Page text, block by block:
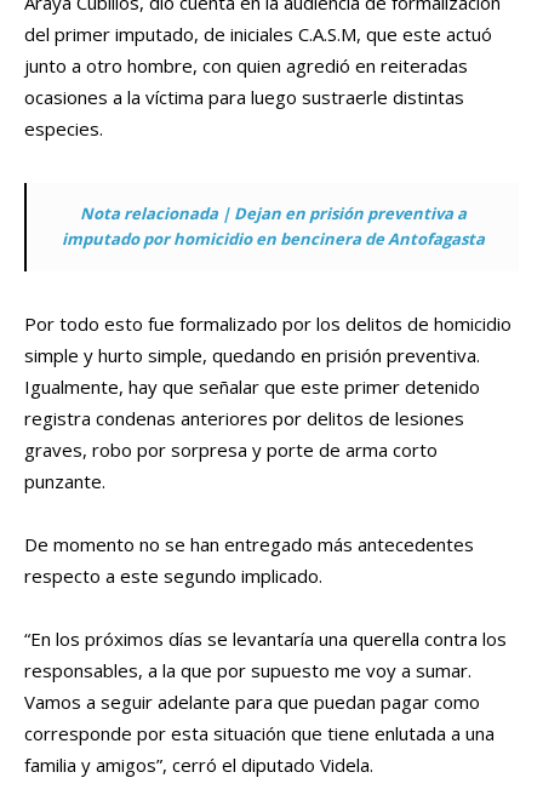
del primer imputado, de iniciales C.A.S.M, que este actuó
junto a otro hombre, con quien agredió en reiteradas
ocasiones a la víctima para luego sustraerle distintas
especies.
Nota relacionada | Dejan en prisión preventiva a
imputado por homicidio en bencinera de Antofagasta
Por todo esto fue formalizado por los delitos de homicidio
simple y hurto simple, quedando en prisión preventiva.
Igualmente, hay que señalar que este primer detenido
registra condenas anteriores por delitos de lesiones
graves, robo por sorpresa y porte de arma corto
punzante.
De momento no se han entregado más antecedentes
respecto a este segundo implicado.
“En los próximos días se levantaría una querella contra los
responsables, a la que por supuesto me voy a sumar.
Vamos a seguir adelante para que puedan pagar como
corresponde por esta situación que tiene enlutada a una
familia y amigos”, cerró el diputado Videla.